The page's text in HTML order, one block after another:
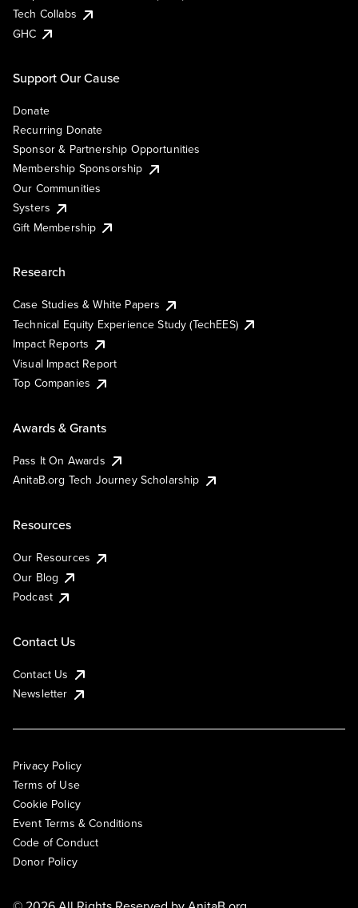
Tech Collabs
GHC
Support Our Cause
Donate
Recurring Donate
Sponsor & Partnership Opportunities
Membership Sponsorship
Our Communities
Systers
Gift Membership
Research
Case Studies & White Papers
Technical Equity Experience Study (TechEES)
Impact Reports
Visual Impact Report
Top Companies
Awards & Grants
Pass It On Awards
AnitaB.org Tech Journey Scholarship
Resources
Our Resources
Our Blog
Podcast
Contact Us
Contact Us
Newsletter
Privacy Policy
Terms of Use
Cookie Policy
Event Terms & Conditions
Code of Conduct
Donor Policy